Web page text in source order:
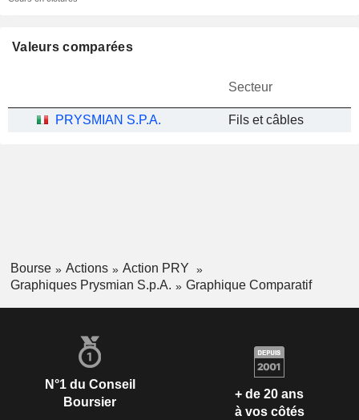
Valeurs comparées
Secteur
PRYSMIAN S.P.A. Fils et câbles
Bourse Actions
Action PRY
Graphiques Prysmian S.p.A.
Graphique Comparatif
N°1 du Conseil
Boursier
+ de 20 ans
à vos côtés